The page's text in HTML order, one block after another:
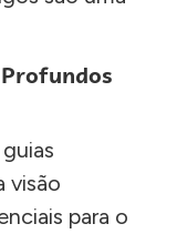
visão
para o